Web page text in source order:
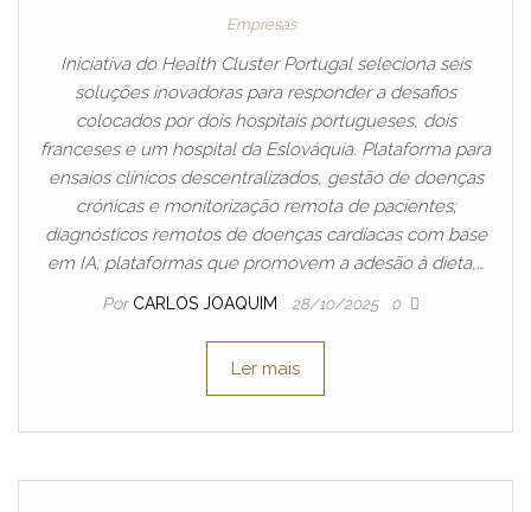
Empresas
Iniciativa do Health Cluster Portugal seleciona seis
soluções inovadoras para responder a desafios
colocados por dois hospitais portugueses, dois
franceses e um hospital da Eslováquia. Plataforma para
ensaios clínicos descentralizados, gestão de doenças
crónicas e monitorização remota de pacientes;
diagnósticos remotos de doenças cardíacas com base
em IA; plataformas que promovem a adesão à dieta,…
Por CARLOS JOAQUIM 28/10/2025 0
Ler mais